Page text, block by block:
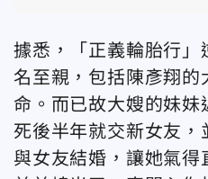
據悉，「正義輪胎行」
名至親，包括陳彥翔的
命。而已故大嫂的妹
死後半年就交新女友
與女友結婚，讓她氣